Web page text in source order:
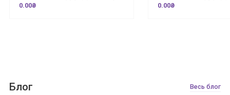
0.00₴ 0.00₴
Блог Весь блог